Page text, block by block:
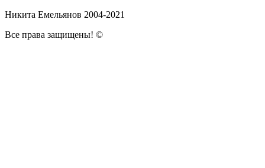
Никита Емельянов 2004-2021
Все права защищены! ©